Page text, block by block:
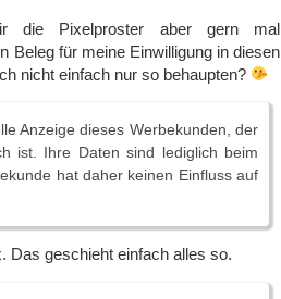
die Pixelproster aber gern mal
Beleg für meine Einwilligung in diesen
nicht einfach nur so behaupten?
Anzeige dieses Werbekunden, der
ist. Ihre Daten sind lediglich beim
hat daher keinen Einfluss auf
Das geschieht einfach alles so.